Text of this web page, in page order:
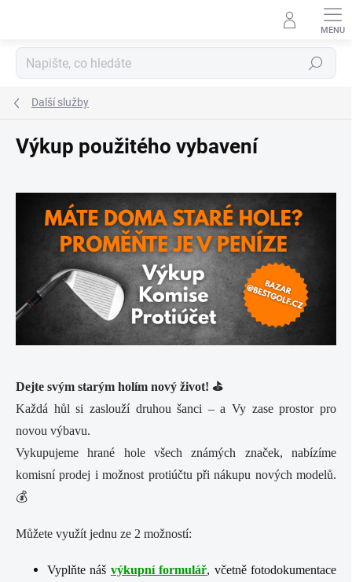
Hledat
Další služby
Výkup použitého vybavení
Dejte svým starým holím nový život! ⛳️
Každá hůl si zaslouží druhou šanci – a Vy zase prostor pro
novou výbavu.
Vykupujeme hrané hole všech známých značek, nabízíme
komisní prodej i možnost protiúčtu při nákupu nových modelů.
💰
Můžete využít jednu ze 2 možností:
Vyplňte náš výkupní formulář, včetně fotodokumentace